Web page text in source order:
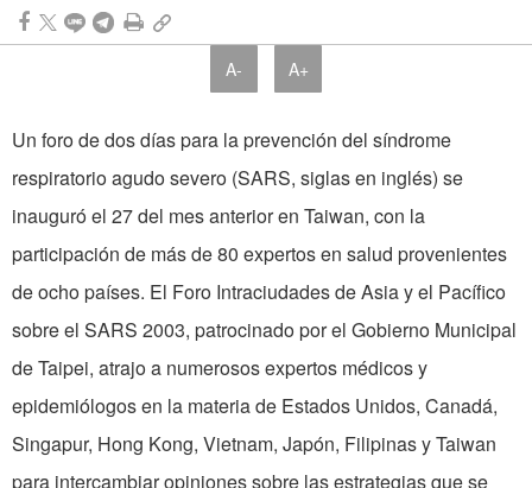
A- A+
Un foro de dos días para la prevención del síndrome
respiratorio agudo severo (SARS, siglas en inglés) se
inauguró el 27 del mes anterior en Taiwan, con la
participación de más de 80 expertos en salud provenientes
de ocho países. El Foro Intraciudades de Asia y el Pacífico
sobre el SARS 2003, patrocinado por el Gobierno Municipal
de Taipei, atrajo a numerosos expertos médicos y
epidemiólogos en la materia de Estados Unidos, Canadá,
Singapur, Hong Kong, Vietnam, Japón, Filipinas y Taiwan
para intercambiar opiniones sobre las estrategias que se